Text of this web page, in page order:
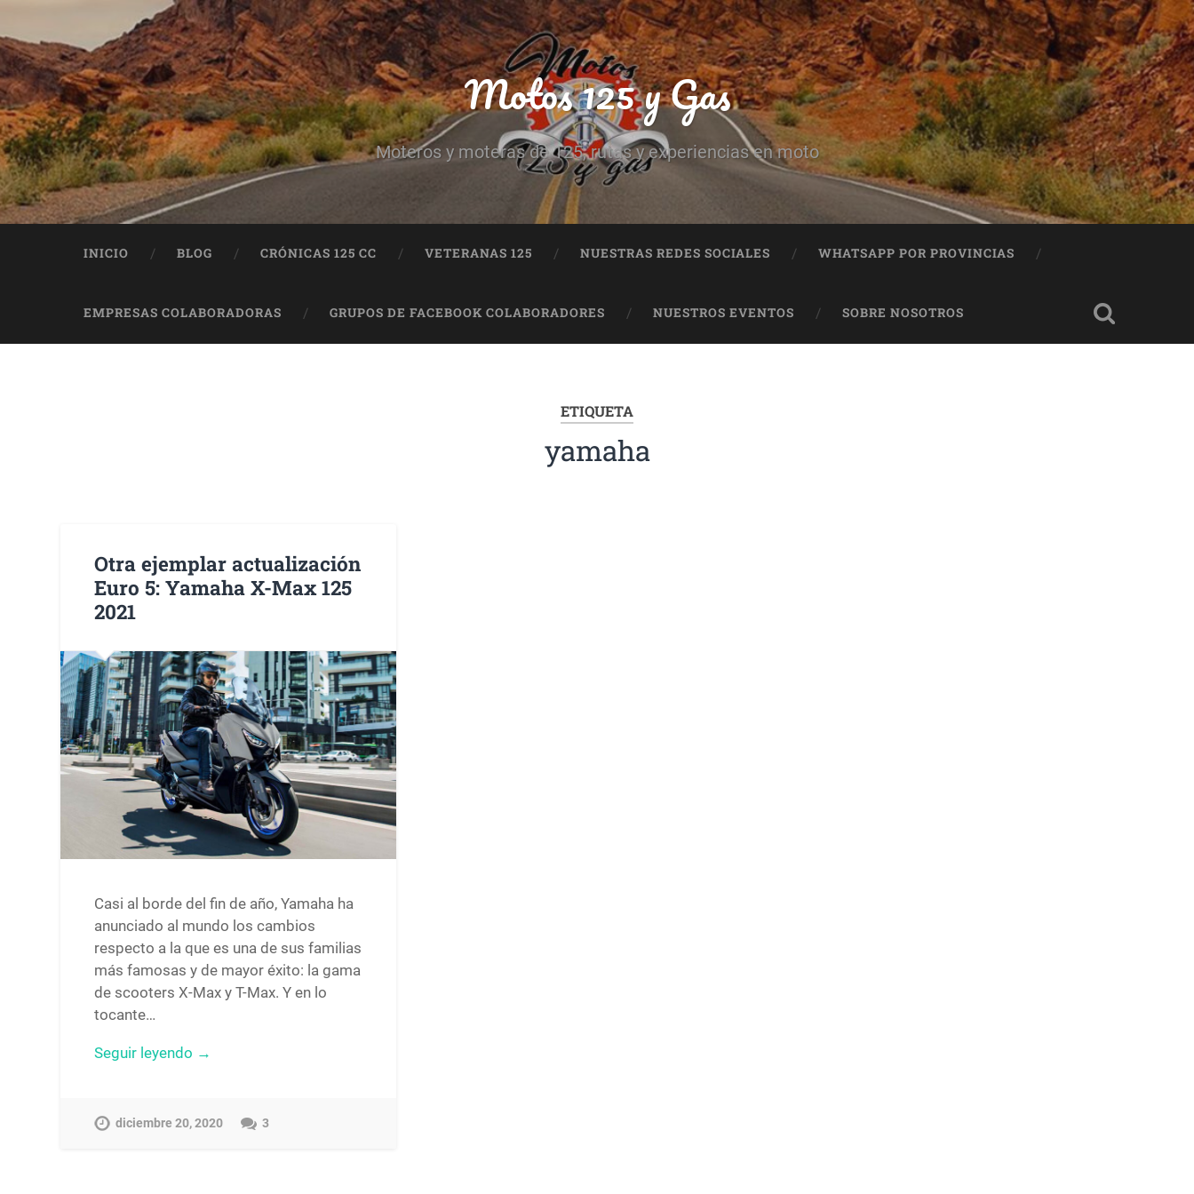
Motos 125 y Gas
Moteros y moteras de 125, rutas y experiencias en moto
INICIO BLOG CRÓNICAS 125 CC VETERANAS 125 NUESTRAS REDES SOCIALES WHATSAPP POR PROVINCIAS
EMPRESAS COLABORADORAS GRUPOS DE FACEBOOK COLABORADORES NUESTROS EVENTOS SOBRE NOSOTROS
ETIQUETA
yamaha
Otra ejemplar actualización
Euro 5: Yamaha X-Max 125
2021
Casi al borde del fin de año, Yamaha ha
anunciado al mundo los cambios
respecto a la que es una de sus familias
más famosas y de mayor éxito: la gama
de scooters X-Max y T-Max. Y en lo
tocante…
Seguir leyendo →
diciembre 20, 2020 3